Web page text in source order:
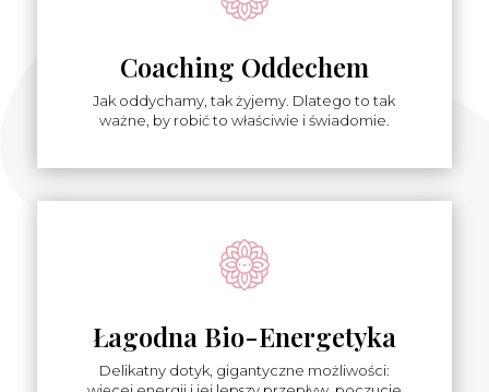
Coaching Oddechem
Jak oddychamy, tak żyjemy. Dlatego to tak
ważne, by robić to właściwie i świadomie.
Łagodna Bio-Energetyka
Delikatny dotyk, gigantyczne możliwości: